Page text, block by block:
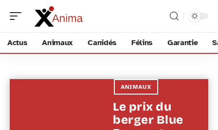
Actus Animaux Canidés Félins Garantie
ANIMAUX
Le prix du
berger Blue